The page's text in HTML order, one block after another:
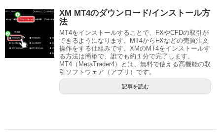
XM MT4のダウンロード/インストール方
法
MT4をインストールすることで、FXやCFDの取引が
できるようになります。MT4からFXなどの売買注文
操作をする仕組みです。XMのMT4をインストールす
る方法は簡単で、誰でも約１分で完了します。
MT4（MetaTrader4）とは、無料で使える高機能の取
引ソフトウェア（アプリ）です。
記事を読む